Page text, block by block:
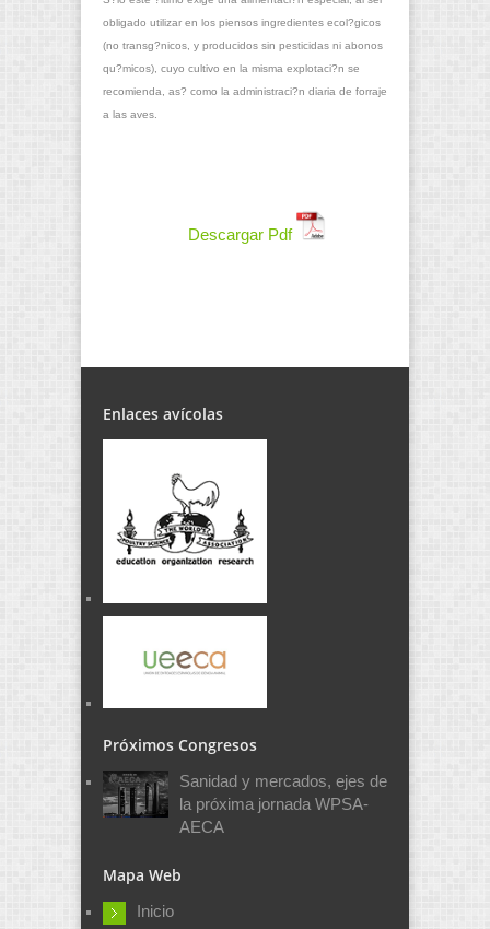
obligado utilizar en los piensos ingredientes ecol?gicos
(no transg?nicos, y producidos sin pesticidas ni abonos
qu?micos), cuyo cultivo en la misma explotaci?n se
recomienda, as? como la administraci?n diaria de forraje
a las aves.
Descargar Pdf
Enlaces avícolas
Próximos Congresos
Sanidad y mercados, ejes de
la próxima jornada WPSA-
AECA
Mapa Web
Inicio